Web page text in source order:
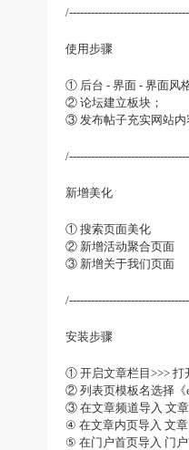
使用步骤
① 后台 - 界面 - 界面风
② 论坛建立板块；
③ 发布帖子充实网站内
新增美化
① 搜索页面美化
② 新增活动聚合页面
③ 新增关于我们页面
安装步骤
① 开启文章栏目>>> 打
② 列表页模板名选择《
③ 在文章频道导入 文
④ 在文章内页导入 文
⑤ 在门户首页导入 门